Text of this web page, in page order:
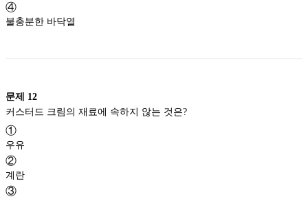
④
불충분한 바닥열
문제 12
커스터드 크림의 재료에 속하지 않는 것은?
①
우유
②
계란
③